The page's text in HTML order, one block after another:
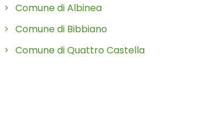
Comune di Albinea
Comune di Bibbiano
Comune di Quattro Castella